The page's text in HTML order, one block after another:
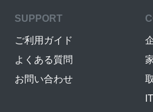
SUPPORT
ご利用ガイド
よくある質問
お問い合わせ